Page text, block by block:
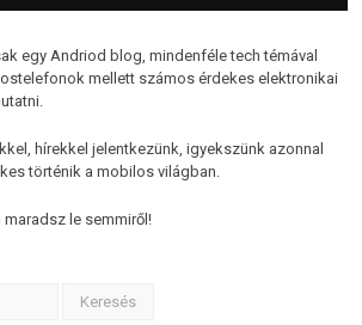
egy Andriod blog, mindenféle tech témával
mellett számos érdekes elektronikai
hírekkel jelentkezünk, igyekszünk azonnal
történik a mobilos világban.
le semmiről!